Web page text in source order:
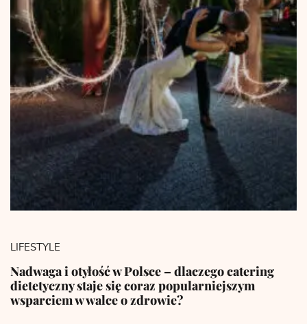
LIFESTYLE
Nadwaga i otyłość w Polsce – dlaczego catering
dietetyczny staje się coraz popularniejszym
wsparciem w walce o zdrowie?